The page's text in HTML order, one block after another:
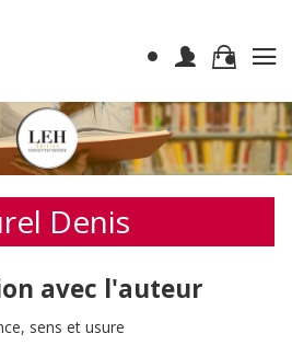
Denis
avec l'auteur
sens et usure